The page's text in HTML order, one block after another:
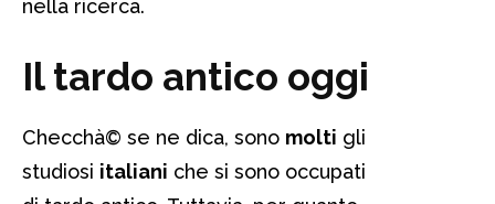
nella ricerca.
Il tardo antico oggi
Checchà© se ne dica, sono molti gli
studiosi italiani che si sono occupati